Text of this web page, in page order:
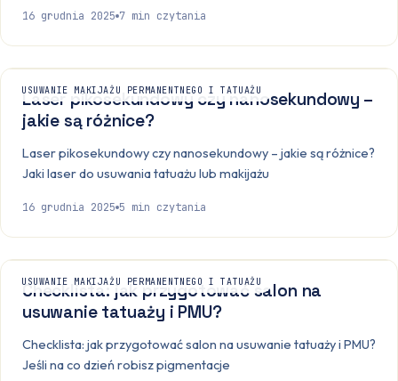
16 grudnia 2025 7 min czytania
USUWANIE MAKIJAŻU PERMANENTNEGO I TATUAŻU
Laser pikosekundowy czy nanosekundowy –
jakie są różnice?
Laser pikosekundowy czy nanosekundowy – jakie są różnice?
Jaki laser do usuwania tatuażu lub makijażu
16 grudnia 2025 5 min czytania
USUWANIE MAKIJAŻU PERMANENTNEGO I TATUAŻU
Checklista: jak przygotować salon na
usuwanie tatuaży i PMU?
Checklista: jak przygotować salon na usuwanie tatuaży i PMU?
Jeśli na co dzień robisz pigmentacje